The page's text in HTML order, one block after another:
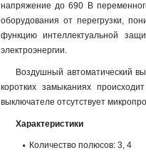
напряжение до 690 В
оборудования от перегрузки,
функцию интеллектуальной
электроэнергии.
Воздушный автоматический
коротких замыканиях
выключателе отсутствует
Характеристики
Количество полюсов: 3, 4